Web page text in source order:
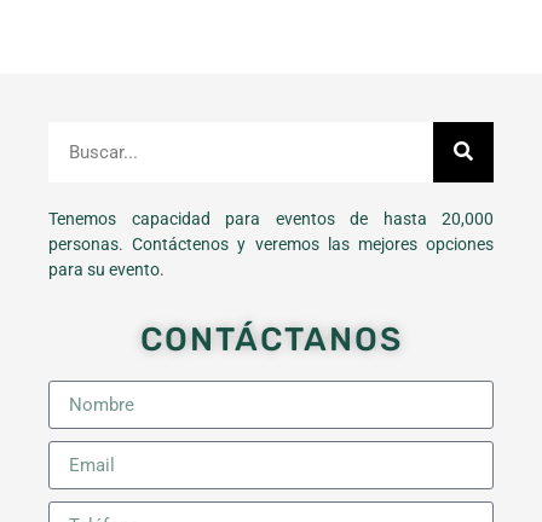
Tenemos capacidad para eventos de hasta 20,000
personas. Contáctenos y veremos las mejores opciones
para su evento.
CONTÁCTANOS